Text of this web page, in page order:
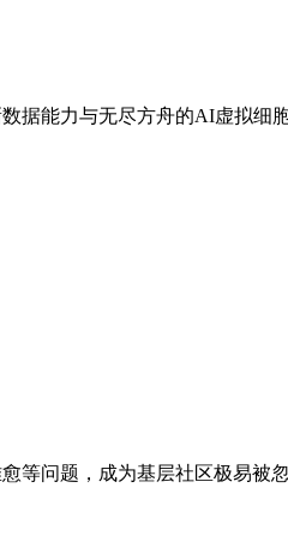
据能力与无尽方舟的AI虚拟
问题，成为基层社区极易被